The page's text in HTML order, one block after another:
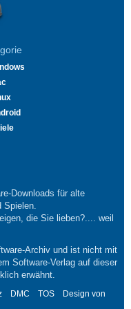
Downloads für alte
Spielen.
die Sie lieben?.... weil
Archiv und ist nicht mit
Software-Verlag auf dieser
erwähnt.
DMC TOS
Design von